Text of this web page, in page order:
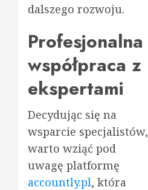
dalszego rozwoju.
Profesjonalna
współpraca z
ekspertami
Decydując się na
wsparcie specjalistów,
warto wziąć pod
uwagę platformę
accountly.pl, która